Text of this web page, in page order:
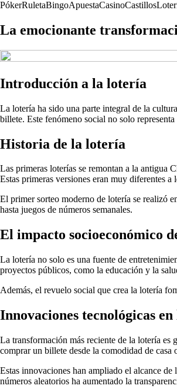
PókerRuletaBingoApuestaCasinoCastillos
La emocionante
Introducción a la lotería
La lotería ha sido una parte integral de la
billete. Este fenómeno social no solo
Historia de la lotería
Las primeras loterías se remontan a la antigua
Estas primeras versiones eran muy diferentes
El primer sorteo moderno de lotería se realizó
hasta juegos de números semanales.
El impacto socioeconómico
La lotería no solo es una fuente de
proyectos públicos, como la educación y la
Además, el revuelo social que crea la lotería
Innovaciones tecnológicas
La transformación más reciente de la lotería es
comprar un billete desde la comodidad de
Estas innovaciones han ampliado el alcance
números aleatorios ha aumentado la